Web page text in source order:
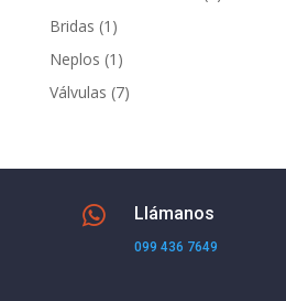
Bridas 1 1
producto
Neplos 1 1
producto
Válvulas 77
 Llámanos
099 436 7649